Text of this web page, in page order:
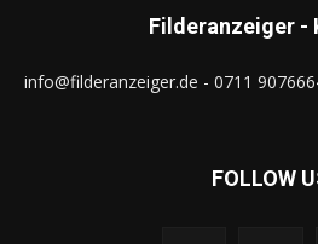
Filderanzeiger -
info@filderanzeiger.de - 0711
FOLLOW